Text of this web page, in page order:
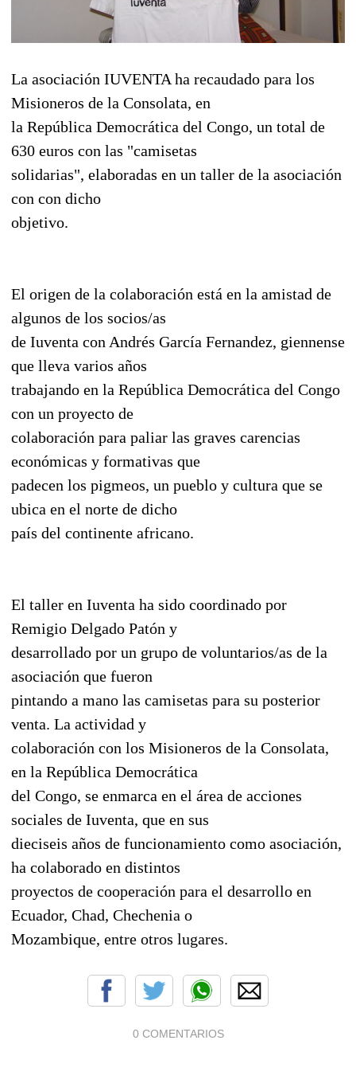
La asociación IUVENTA ha recaudado para los
Misioneros de la Consolata, en
la República Democrática del Congo, un total de
630 euros con las "camisetas
solidarias", elaboradas en un taller de la asociación
con con dicho
objetivo.
El origen de la colaboración está en la amistad de
algunos de los socios/as
de Iuventa con Andrés García Fernandez, giennense
que lleva varios años
trabajando en la República Democrática del Congo
con un proyecto de
colaboración para paliar las graves carencias
económicas y formativas que
padecen los pigmeos, un pueblo y cultura que se
ubica en el norte de dicho
país del continente africano.
El taller en Iuventa ha sido coordinado por
Remigio Delgado Patón y
desarrollado por un grupo de voluntarios/as de la
asociación que fueron
pintando a mano las camisetas para su posterior
venta. La actividad y
colaboración con los Misioneros de la Consolata,
en la República Democrática
del Congo, se enmarca en el área de acciones
sociales de Iuventa, que en sus
dieciseis años de funcionamiento como asociación,
ha colaborado en distintos
proyectos de cooperación para el desarrollo en
Ecuador, Chad, Chechenia o
Mozambique, entre otros lugares.
0 COMENTARIOS